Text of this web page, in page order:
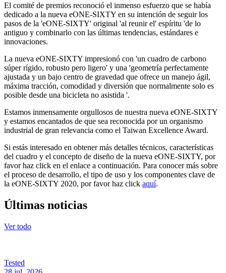
El comité de premios reconoció el inmenso esfuerzo que se había
dedicado a la nueva eONE-SIXTY en su intención de seguir los
pasos de la 'eONE-SIXTY' original 'al reunir el' espíritu 'de lo
antiguo y combinarlo con las últimas tendencias, estándares e
innovaciones.
La nueva eONE-SIXTY impresionó con 'un cuadro de carbono
súper rígido, robusto pero ligero' y una 'geometría perfectamente
ajustada y un bajo centro de gravedad que ofrece un manejo ágil,
máxima tracción, comodidad y diversión que normalmente solo es
posible desde una bicicleta no asistida '.
Estamos inmensamente orgullosos de nuestra nueva eONE-SIXTY
y estamos encantados de que sea reconocida por un organismo
industrial de gran relevancia como el Taiwan Excellence Award.
Si estás interesado en obtener más detalles técnicos, características
del cuadro y el concepto de diseño de la nueva eONE-SIXTY, por
favor haz click en el enlace a continuación. Para conocer más sobre
el proceso de desarrollo, el tipo de uso y los componentes clave de
la eONE-SIXTY 2020, por favor haz click aquí.
Últimas noticias
Ver todo
Tested